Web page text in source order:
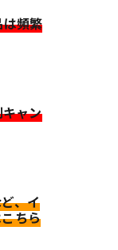
頻繁
ャン
、イ
ちら